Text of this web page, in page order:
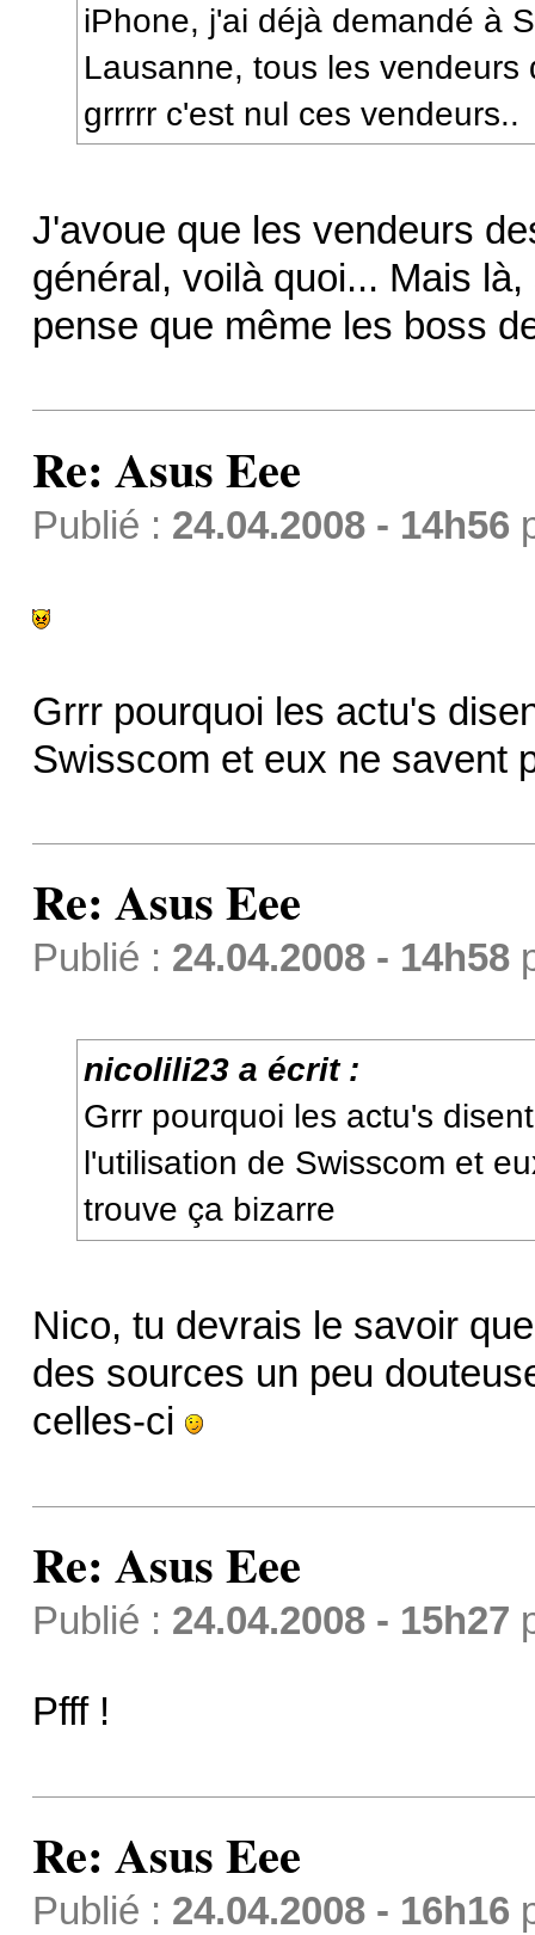
iPhone, j'ai déjà demandé à
Lausanne, tous les vendeurs
grrrrr c'est nul ces vendeurs..
J'avoue que les vendeurs
général, voilà quoi... Mais
pense que même les boss
Re: Asus Eee
Publié : 24.04.2008 - 14h56
Grrr pourquoi les actu's
Swisscom et eux ne savent
Re: Asus Eee
Publié : 24.04.2008 - 14h58
nicolili23 a écrit :
Grrr pourquoi les actu's
l'utilisation de Swisscom et
trouve ça bizarre
Nico, tu devrais le savoir
des sources un peu
celles-ci
Re: Asus Eee
Publié : 24.04.2008 - 15h27
Pfff !
Re: Asus Eee
Publié : 24.04.2008 - 16h16